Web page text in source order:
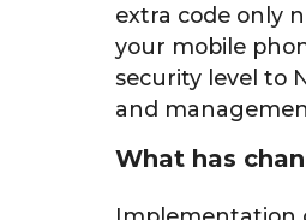
extra code only
your mobile
security level to
and
What has